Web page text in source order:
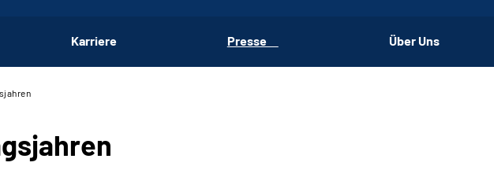
Karriere Presse Über Uns